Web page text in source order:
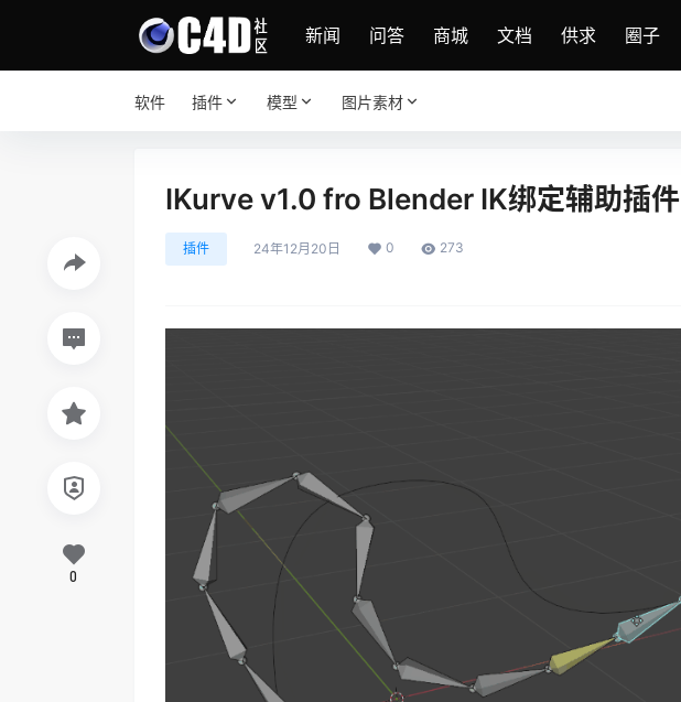
新闻 问答 商城 文档 供求 圈子
软件 插件 模型 图片素材
IKurve v1.0 fro Blender IK绑定辅助插件
插件 24年12月20日 0 273
0